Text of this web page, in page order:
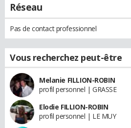
Réseau
Pas de contact professionnel
Vous recherchez peut-être
Melanie FILLION-ROBIN
profil personnel | GRASSE
Elodie FILLION-ROBIN
profil personnel | LE MUY